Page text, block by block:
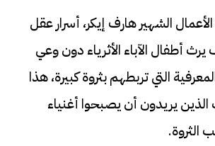
الشهير هارف إيكر، أسرار عقل
أطفال الآباء الأثرياء دون وعي
التي تربطهم بثروة كبيرة، هذا
الذين يريدون أن يصبحوا أغنياء
الثروة.